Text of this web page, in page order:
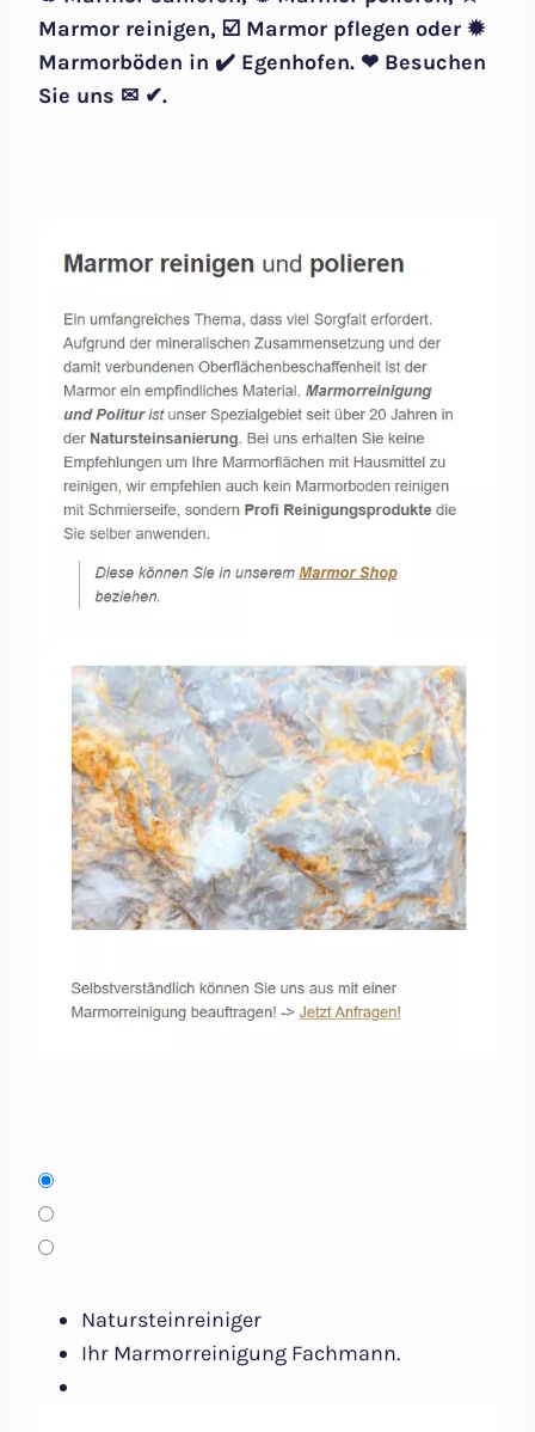
Marmor reinigen, ☑️ Marmor pflegen oder ✹
Marmorböden in ✔️ Egenhofen. ❤ Besuchen
Sie uns ✉ ✔.
Natursteinreiniger
Ihr Marmorreinigung Fachmann.